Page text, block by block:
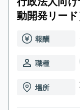
動開発リード
報酬
職種
場所